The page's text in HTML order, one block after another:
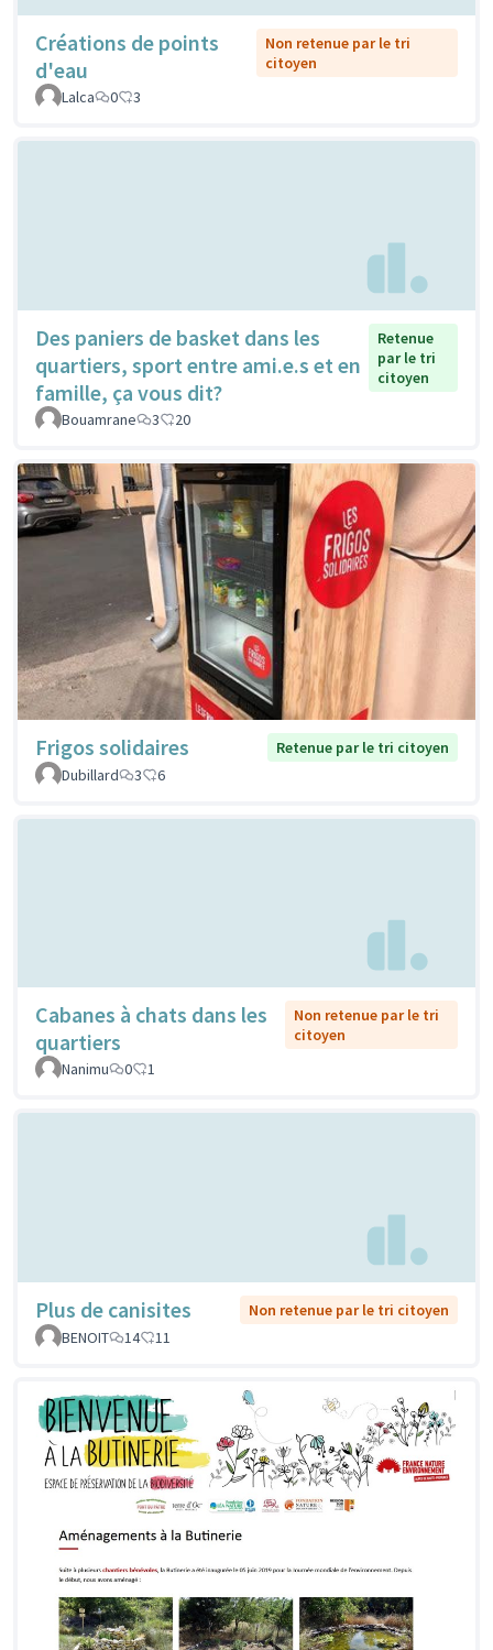
Créations de points
d'eau
Non retenue par le tri
citoyen
Lalca
0 3
Des paniers de basket dans les
quartiers, sport entre ami.e.s et en
famille, ça vous dit?
Retenue
par le tri
citoyen
Bouamrane 3 20
Frigos solidaires
Retenue par le tri citoyen
Dubillard
3 6
Cabanes à chats dans les
quartiers
Non retenue par le tri
citoyen
Nanimu
0 1
Plus de canisites
Non retenue par le tri citoyen
BENOIT
14 11